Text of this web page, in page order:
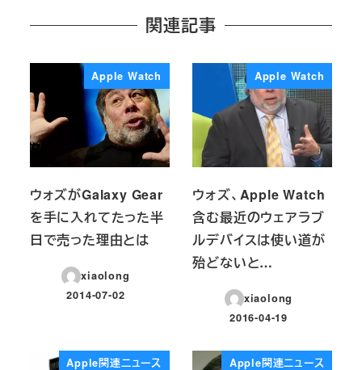
関連記事
Apple Watch
ウォズがGalaxy Gear
を手に入れてたった半
日で売った理由とは
xiaolong
投稿日
2014-07-02
Apple Watch
ウォズ、Apple Watch
含む最近のウェアラブ
ルデバイスは使い道が
殆どないと…
xiaolong
投稿日
2016-04-19
Apple関連ニュース Apple関連ニュース